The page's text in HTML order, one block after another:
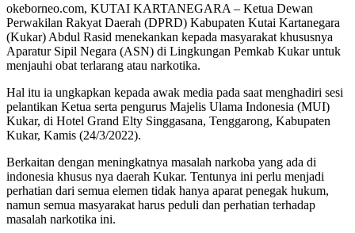
okeborneo.com, KUTAI KARTANEGARA – Ketua Dewan
Perwakilan Rakyat Daerah (DPRD) Kabupaten Kutai Kartanegara
(Kukar) Abdul Rasid menekankan kepada masyarakat khususnya
Aparatur Sipil Negara (ASN) di Lingkungan Pemkab Kukar untuk
menjauhi obat terlarang atau narkotika.
Hal itu ia ungkapkan kepada awak media pada saat menghadiri sesi
pelantikan Ketua serta pengurus Majelis Ulama Indonesia (MUI)
Kukar, di Hotel Grand Elty Singgasana, Tenggarong, Kabupaten
Kukar, Kamis (24/3/2022).
Berkaitan dengan meningkatnya masalah narkoba yang ada di
indonesia khusus nya daerah Kukar. Tentunya ini perlu menjadi
perhatian dari semua elemen tidak hanya aparat penegak hukum,
namun semua masyarakat harus peduli dan perhatian terhadap
masalah narkotika ini.